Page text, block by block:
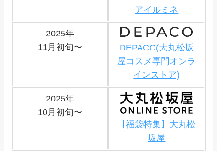
アイルミネ
2025年
11月初旬〜
DEPACO(大丸松坂
屋コスメ専門オンラ
インストア)
2025年
10月初旬〜
【福袋特集】大丸松
坂屋